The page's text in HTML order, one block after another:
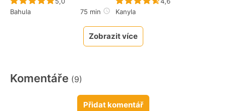
Bahula
75 min
Kanyla
Zobrazit více
Komentáře (9)
Přidat komentář